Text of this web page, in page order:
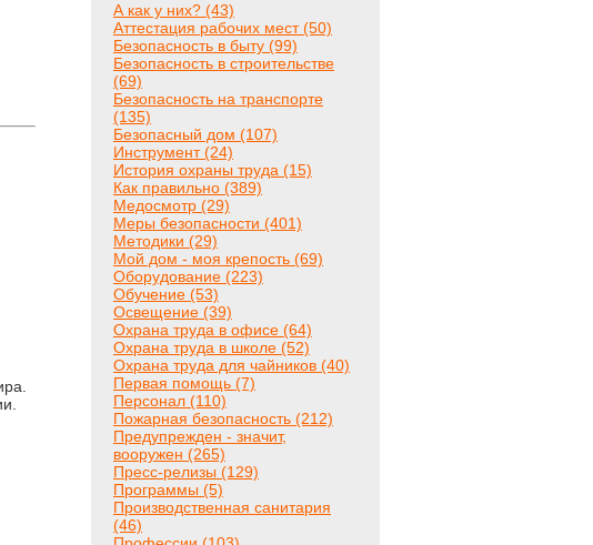
А как у них? (43)
Аттестация рабочих мест (50)
Безопасность в быту (99)
Безопасность в строительстве
(69)
Безопасность на транспорте
(135)
Безопасный дом (107)
Инструмент (24)
История охраны труда (15)
Как правильно (389)
Медосмотр (29)
Меры безопасности (401)
Методики (29)
Мой дом - моя крепость (69)
Оборудование (223)
Обучение (53)
Освещение (39)
Охрана труда в офисе (64)
Охрана труда в школе (52)
Охрана труда для чайников (40)
Первая помощь (7)
Персонал (110)
Пожарная безопасность (212)
Предупрежден - значит,
вооружен (265)
Пресс-релизы (129)
Программы (5)
Производственная санитария
(46)